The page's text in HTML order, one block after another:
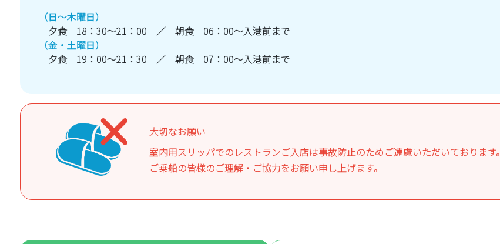
（日～木曜日）
夕食 18：30～21：00 ／ 朝食 06：00～入港前まで
（金・土曜日）
夕食 19：00～21：30 ／ 朝食 07：00～入港前まで
大切なお願い
室内用スリッパでのレストランご入店は事故防止のためご遠慮いただいております。
ご乗船の皆様のご理解・ご協力をお願い申し上げます。